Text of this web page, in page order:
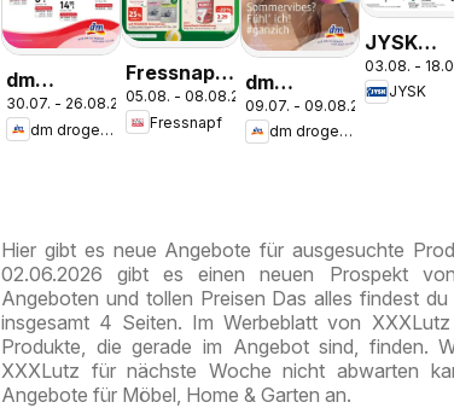
dm
drogerie
markt
30.07. - 26.08.2026
dm drogerie markt
Fressnapf
Angebote
05.08. - 08.08.2026
Fressnapf
dm
drogerie
markt
09.07. - 09.08.2026
dm drogerie markt
JYSK
Garten
03.08. -
JYSK
Hier gibt es neue Angebote für ausgesuchte
02.06.2026 gibt es einen neuen Prospekt
Angeboten und tollen Preisen Das alles findest
insgesamt 4 Seiten. Im Werbeblatt von
Produkte, die gerade im Angebot sind, finden.
XXXLutz für nächste Woche nicht abwarten
Angebote für Möbel, Home & Garten an.